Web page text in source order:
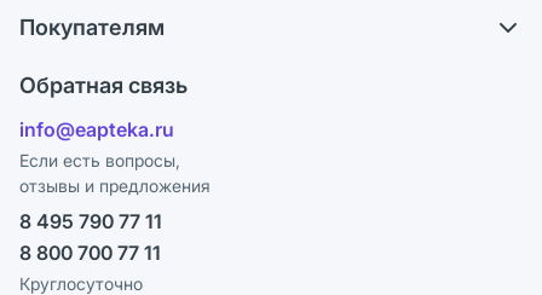
Блог
Карьера
Поставщики
Лицензия
Реклама на сайте
Ваши товары на ЕАПТЕКЕ
СМИ о нас
Покупателям
Программа СберСпасибо
Политика конфиденциальности
Пользовательское соглашение
Политика рекомендаций
Обратная связь
info@eapteka.ru
Если есть вопросы,
отзывы и предложения
8 495 790 77 11
8 800 700 77 11
Круглосуточно